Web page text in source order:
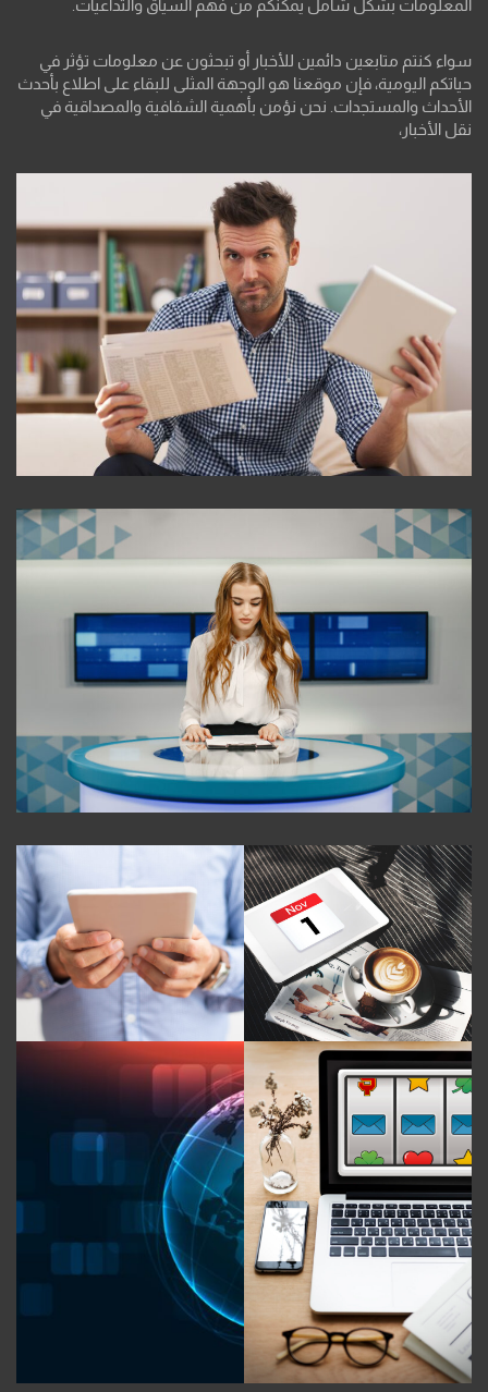
المعلومات بشكل شامل يمكّنكم من فهم السياق والتداعيات.
سواء كنتم متابعين دائمين للأخبار أو تبحثون عن معلومات تؤثر في
حياتكم اليومية، فإن موقعنا هو الوجهة المثلى للبقاء على اطلاع بأحدث
الأحداث والمستجدات. نحن نؤمن بأهمية الشفافية والمصداقية في
نقل الأخبار،